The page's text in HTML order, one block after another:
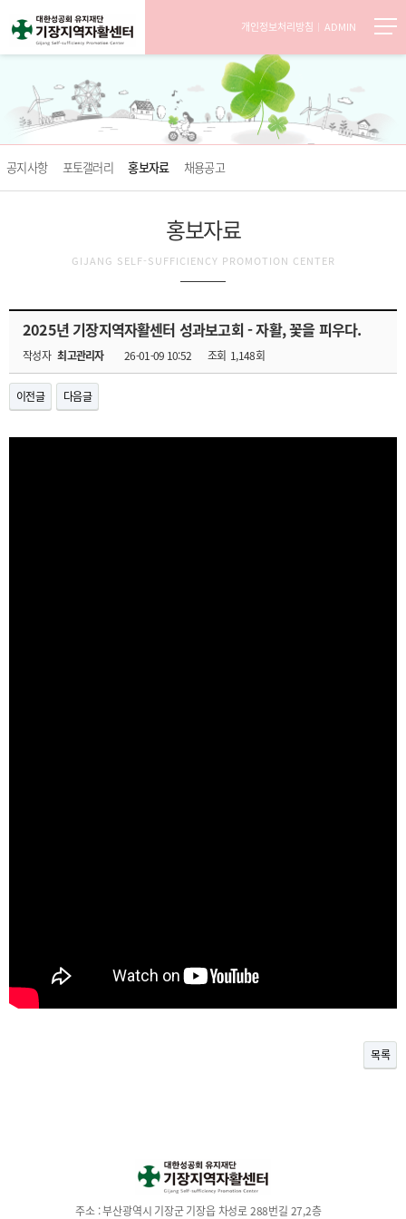
개인정보처리방침 ADMIN
공지사항 포토갤러리 홍보자료 채용공고
홍보자료
GIJANG SELF-SUFFICIENCY PROMOTION CENTER
2025년 기장지역자활센터 성과보고회 - 자활, 꽃을 피우다.
작성자 최고관리자 26-01-09 10:52 조회 1,148회
이전글 다음글
목록
주소 :부산광역시 기장군 기장읍 차성로 288번길 27,2층